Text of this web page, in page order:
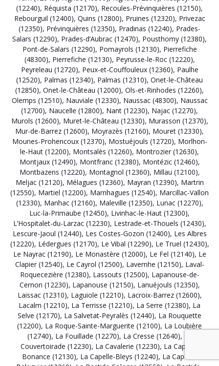
(12240), Réquista (12170), Recoules-Prévinquières (12150),
Rebourguil (12400), Quins (12800), Pruines (12320), Privezac
(12350), Prévinquières (12350), Pradinas (12240), Prades-
Salars (12290), Prades-d’Aubrac (12470), Pousthomy (12380),
Pont-de-Salars (12290), Pomayrols (12130), Pierrefiche
(48300), Pierrefiche (12130), Peyrusse-le-Roc (12220),
Peyreleau (12720), Peux-et-Couffouleux (12360), Paulhe
(12520), Palmas (12340), Palmas (12310), Onet-le-Château
(12850), Onet-le-Château (12000), Ols-et-Rinhodes (12260),
Olemps (12510), Nauviale (12330), Naussac (48300), Naussac
(12700), Naucelle (12800), Nant (12230), Najac (12270),
Murols (12600), Muret-le-Château (12330), Murasson (12370),
Mur-de-Barrez (12600), Moyrazès (12160), Mouret (12330),
Mounes-Prohencoux (12370), Mostuéjouls (12720), Morlhon-
le-Haut (12200), Montsalès (12260), Montrozier (12630),
Montjaux (12490), Montfranc (12380), Montézic (12460),
Montbazens (12220), Montagnol (12360), Millau (12100),
Meljac (12120), Mélagues (12360), Mayran (12390), Martrin
(12550), Martiel (12200), Marnhagues (12540), Marcillac-Vallon
(12330), Manhac (12160), Maleville (12350), Lunac (12270),
Luc-la-Primaube (12450), Livinhac-le-Haut (12300),
L’Hospitalet-du-Larzac (12230), Lestrade-et-Thouels (12430),
Lescure-Jaoul (12440), Les Costes-Gozon (12400), Les Albres
(12220), Lédergues (12170), Le Vibal (12290), Le Truel (12430),
Le Nayrac (12190), Le Monastère (12000), Le Fel (12140), Le
Clapier (12540), Le Cayrol (12500), Lavernhe (12150), Laval-
Roquecezière (12380), Lassouts (12500), Lapanouse-de-
Cernon (12230), Lapanouse (12150), Lanuéjouls (12350),
Laissac (12310), Laguiole (12210), Lacroix-Barrez (12600),
Lacalm (12210), La Terrisse (12210), La Serre (12380), La
Selve (12170), La Salvetat-Peyralès (12440), La Rouquette
(12200), La Roque-Sainte-Marguerite (12100), La Loubière
(12740), La Fouillade (12270), La Cresse (12640),
Couvertoirade (12230), La Cavalerie (12230), La Capelle-
Bonance (12130), La Capelle-Bleys (12240), La Capelle-